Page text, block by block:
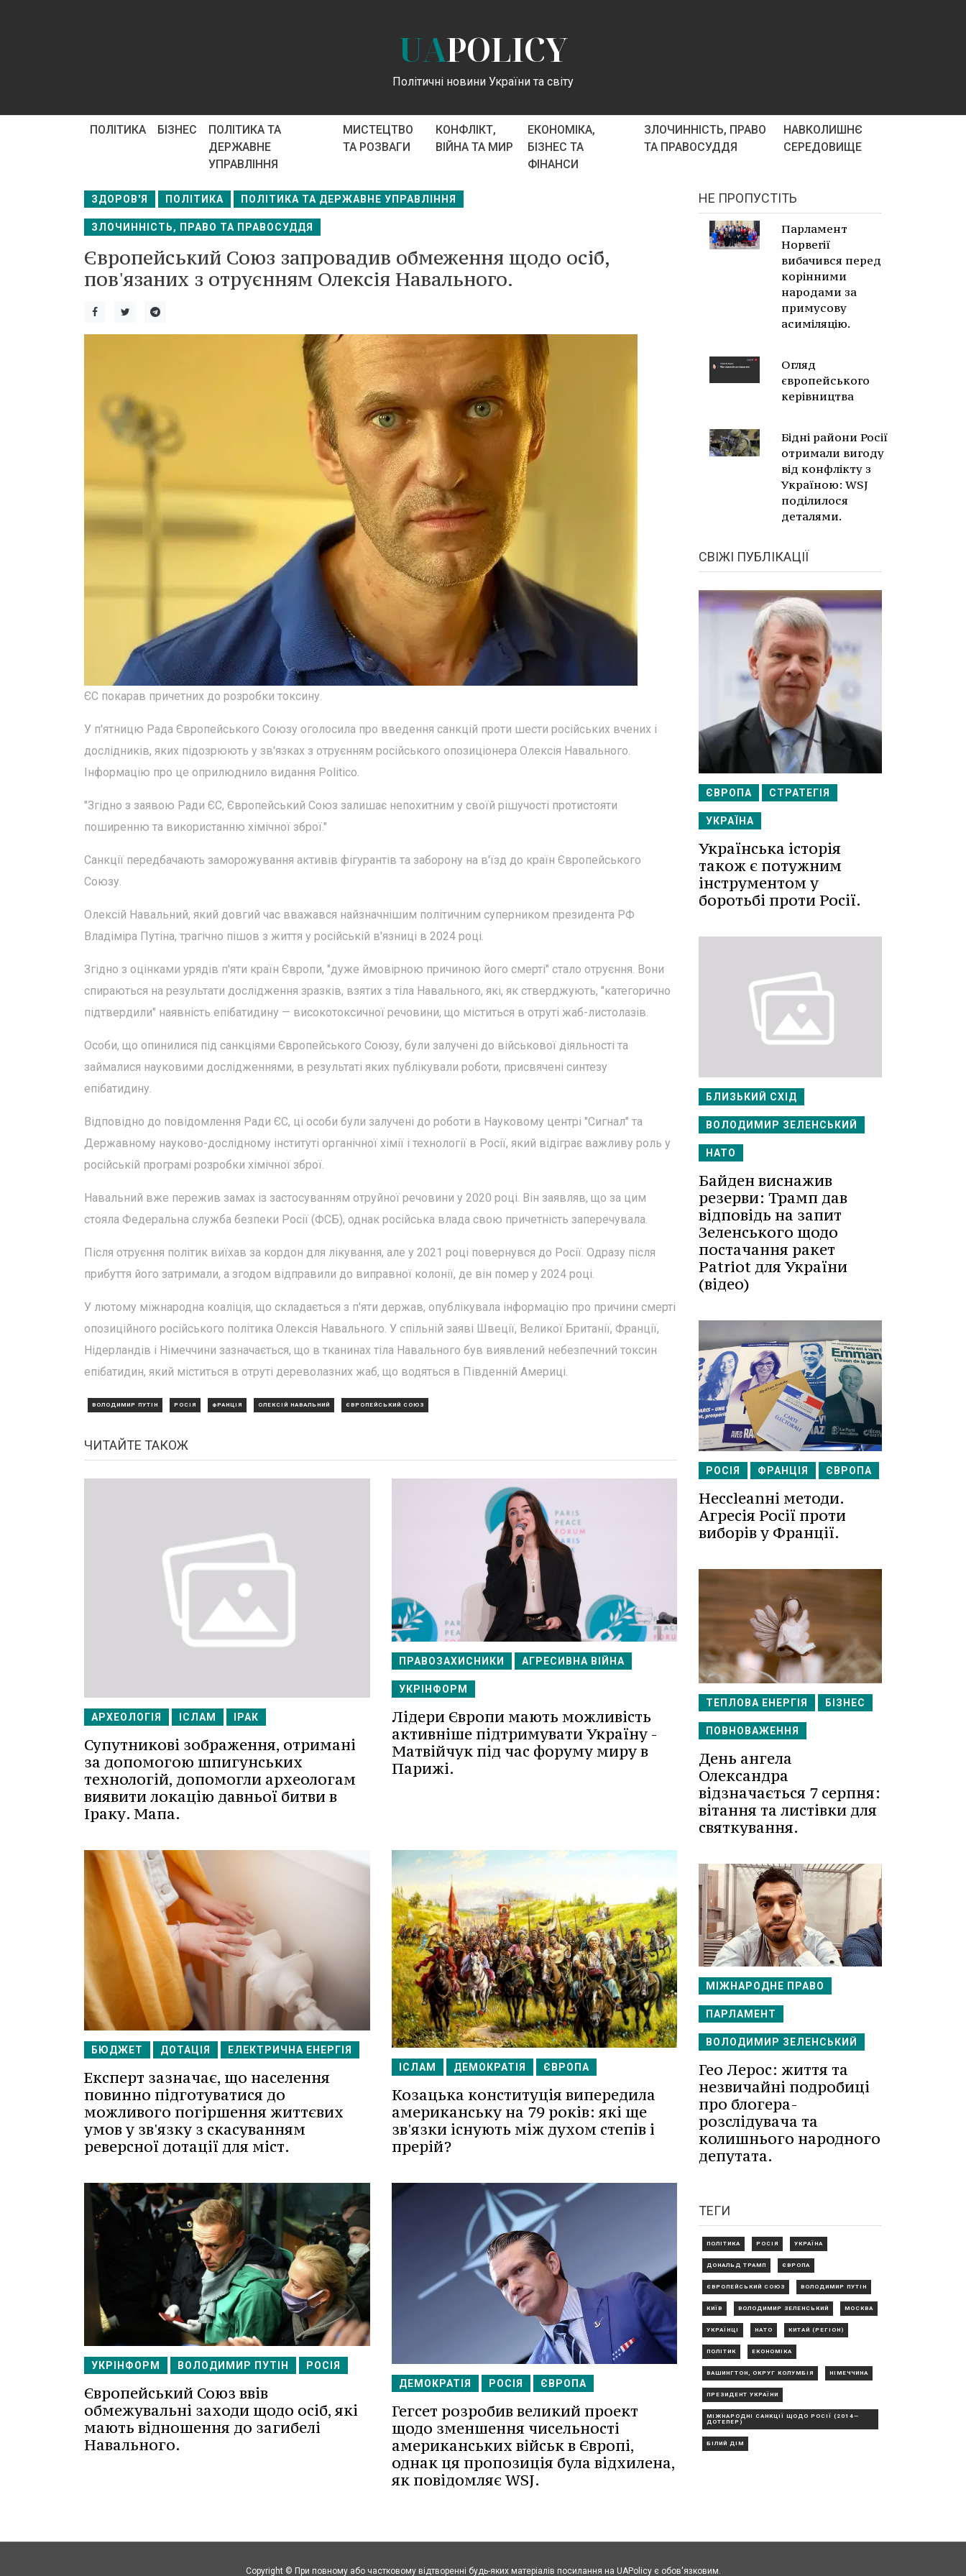
UAPOLICY
Політичні новини України та світу
ПОЛІТИКА БІЗНЕС
ПОЛІТИКА ТА
ДЕРЖАВНЕ
УПРАВЛІННЯ
МИСТЕЦТВО
ТА РОЗВАГИ
КОНФЛІКТ,
ВІЙНА ТА МИР
ЕКОНОМІКА,
БІЗНЕС ТА
ФІНАНСИ
ЗЛОЧИННІСТЬ, ПРАВО
ТА ПРАВОСУДДЯ
НАВКОЛИШНЄ
СЕРЕДОВИЩЕ
ЗДОРОВ'Я ПОЛІТИКА ПОЛІТИКА ТА ДЕРЖАВНЕ УПРАВЛІННЯ
ЗЛОЧИННІСТЬ, ПРАВО ТА ПРАВОСУДДЯ
Європейський Союз запровадив обмеження щодо осіб,
пов'язаних з отруєнням Олексія Навального.
ЄС покарав причетних до розробки токсину.
У п'ятницю Рада Європейського Союзу оголосила про введення санкцій проти шести російських вчених і
дослідників, яких підозрюють у зв'язках з отруєнням російського опозиціонера Олексія Навального.
Інформацію про це оприлюднило видання Politico.
"Згідно з заявою Ради ЄС, Європейський Союз залишає непохитним у своїй рішучості протистояти
поширенню та використанню хімічної зброї."
Санкції передбачають заморожування активів фігурантів та заборону на в'їзд до країн Європейського
Союзу.
Олексій Навальний, який довгий час вважався найзначнішим політичним суперником президента РФ
Владіміра Путіна, трагічно пішов з життя у російській в'язниці в 2024 році.
Згідно з оцінками урядів п'яти країн Європи, "дуже ймовірною причиною його смерті" стало отруєння. Вони
спираються на результати дослідження зразків, взятих з тіла Навального, які, як стверджують, "категорично
підтвердили" наявність епібатидину — високотоксичної речовини, що міститься в отруті жаб-листолазів.
Особи, що опинилися під санкціями Європейського Союзу, були залучені до військової діяльності та
займалися науковими дослідженнями, в результаті яких публікували роботи, присвячені синтезу
епібатидину.
Відповідно до повідомлення Ради ЄС, ці особи були залучені до роботи в Науковому центрі "Сигнал" та
Державному науково-дослідному інституті органічної хімії і технології в Росії, який відіграє важливу роль у
російській програмі розробки хімічної зброї.
Навальний вже пережив замах із застосуванням отруйної речовини у 2020 році. Він заявляв, що за цим
стояла Федеральна служба безпеки Росії (ФСБ), однак російська влада свою причетність заперечувала.
Після отруєння політик виїхав за кордон для лікування, але у 2021 році повернувся до Росії. Одразу після
прибуття його затримали, а згодом відправили до виправної колонії, де він помер у 2024 році.
У лютому міжнародна коаліція, що складається з п'яти держав, опублікувала інформацію про причини смерті
опозиційного російського політика Олексія Навального. У спільній заяві Швеції, Великої Британії, Франції,
Нідерландів і Німеччини зазначається, що в тканинах тіла Навального був виявлений небезпечний токсин
епібатидин, який міститься в отруті дереволазних жаб, що водяться в Південній Америці.
ВОЛОДИМИР ПУТІН РОСІЯ ФРАНЦІЯ ОЛЕКСІЙ НАВАЛЬНИЙ ЄВРОПЕЙСЬКИЙ СОЮЗ
ЧИТАЙТЕ ТАКОЖ
АРХЕОЛОГІЯ ІСЛАМ ІРАК
Супутникові зображення, отримані
за допомогою шпигунських
технологій, допомогли археологам
виявити локацію давньої битви в
Іраку. Мапа.
ПРАВОЗАХИСНИКИ АГРЕСИВНА ВІЙНА
УКРІНФОРМ
Лідери Європи мають можливість
активніше підтримувати Україну -
Матвійчук під час форуму миру в
Парижі.
БЮДЖЕТ ДОТАЦІЯ ЕЛЕКТРИЧНА ЕНЕРГІЯ
Експерт зазначає, що населення
повинно підготуватися до
можливого погіршення життєвих
умов у зв'язку з скасуванням
реверсної дотації для міст.
ІСЛАМ ДЕМОКРАТІЯ ЄВРОПА
Козацька конституція випередила
американську на 79 років: які ще
зв'язки існують між духом степів і
прерій?
УКРІНФОРМ ВОЛОДИМИР ПУТІН РОСІЯ
Європейський Союз ввів
обмежувальні заходи щодо осіб, які
мають відношення до загибелі
Навального.
ДЕМОКРАТІЯ РОСІЯ ЄВРОПА
Гегсет розробив великий проект
щодо зменшення чисельності
американських військ в Європі,
однак ця пропозиція була відхилена,
як повідомляє WSJ.
НЕ ПРОПУСТІТЬ
Парламент
Норвегії
вибачився перед
корінними
народами за
примусову
асиміляцію.
Огляд
європейського
керівництва
Бідні райони Росії
отримали вигоду
від конфлікту з
Україною: WSJ
поділилося
деталями.
СВІЖІ ПУБЛІКАЦІЇ
ЄВРОПА СТРАТЕГІЯ
УКРАЇНА
Українська історія
також є потужним
інструментом у
боротьбі проти Росії.
БЛИЗЬКИЙ СХІД
ВОЛОДИМИР ЗЕЛЕНСЬКИЙ
НАТО
Байден виснажив
резерви: Трамп дав
відповідь на запит
Зеленського щодо
постачання ракет
Patriot для України
(відео)
РОСІЯ ФРАНЦІЯ ЄВРОПА
Несcleanні методи.
Агресія Росії проти
виборів у Франції.
ТЕПЛОВА ЕНЕРГІЯ БІЗНЕС
ПОВНОВАЖЕННЯ
День ангела
Олександра
відзначається 7 серпня:
вітання та листівки для
святкування.
МІЖНАРОДНЕ ПРАВО
ПАРЛАМЕНТ
ВОЛОДИМИР ЗЕЛЕНСЬКИЙ
Гео Лерос: життя та
незвичайні подробиці
про блогера-
розслідувача та
колишнього народного
депутата.
ТЕГИ
ПОЛІТИКА РОСІЯ УКРАЇНА
ДОНАЛЬД ТРАМП ЄВРОПА
ЄВРОПЕЙСЬКИЙ СОЮЗ ВОЛОДИМИР ПУТІН
КИЇВ ВОЛОДИМИР ЗЕЛЕНСЬКИЙ МОСКВА
УКРАЇНЦІ НАТО КИТАЙ (РЕГІОН)
ПОЛІТИК ЕКОНОМІКА
ВАШИНГТОН, ОКРУГ КОЛУМБІЯ НІМЕЧЧИНА
ПРЕЗИДЕНТ УКРАЇНИ
МІЖНАРОДНІ САНКЦІЇ ЩОДО РОСІЇ (2014—
ДОТЕПЕР)
БІЛИЙ ДІМ
Copyright © При повному або частковому відтворенні будь-яких матеріалів посилання на UAPolicy є обов'язковим.